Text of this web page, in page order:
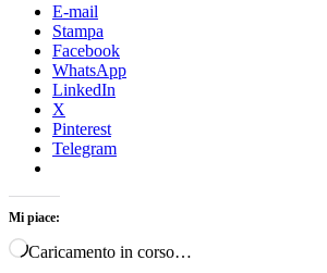
E-mail
Stampa
Facebook
WhatsApp
LinkedIn
X
Pinterest
Telegram
Mi piace:
Caricamento in corso…